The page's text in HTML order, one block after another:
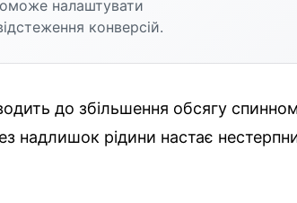
налаштувати
конверсій.
до збільшення обсягу
надлишок рідини настає